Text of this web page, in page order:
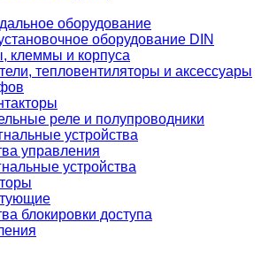
оборудование
оборудование DIN
клеммы и корпуса
тепловентиляторы и аксессуары
реле и полупроводники
устройства
управления
устройства
блокировки доступа